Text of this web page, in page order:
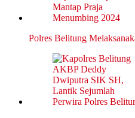
Polres Belitung